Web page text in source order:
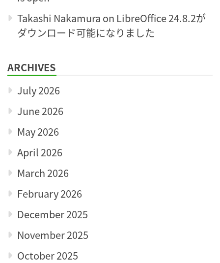
Takashi Nakamura on LibreOffice 24.8.2が
ダウンロード可能になりました
ARCHIVES
July 2026
June 2026
May 2026
April 2026
March 2026
February 2026
December 2025
November 2025
October 2025